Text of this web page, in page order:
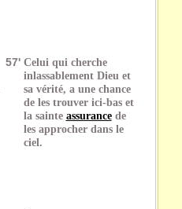
57' Celui qui cherche
inlassablement Dieu et
sa vérité, a une chance
de les trouver ici-bas et
la sainte assurancede
les approcher dans le
ciel.